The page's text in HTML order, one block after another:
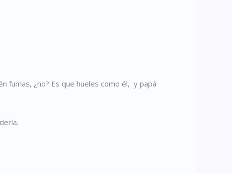
fumas, ¿no? Es que hueles como él, y papá